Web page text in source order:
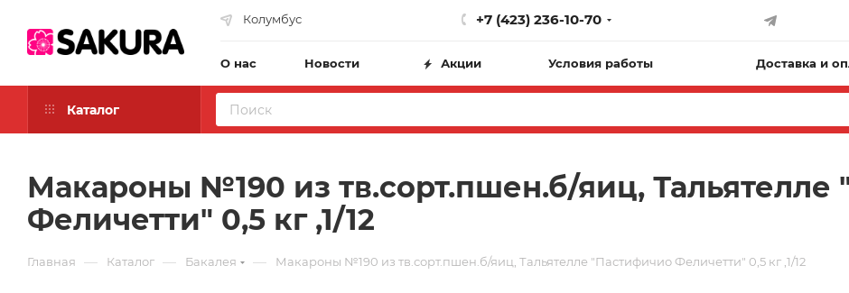
Колумбус +7 (423) 236-10-70
О нас Новости Акции Условия работы Доставка и
Каталог
Макароны №190 из тв.сорт.пшен.б/яиц, Тальятелле
Феличетти" 0,5 кг ,1/12
Главная — Каталог — Бакалея — Макароны №190 из тв.сорт.пшен.б/яиц, Тальятелле "Пастифичио Феличетти" 0,5 кг ,1/12